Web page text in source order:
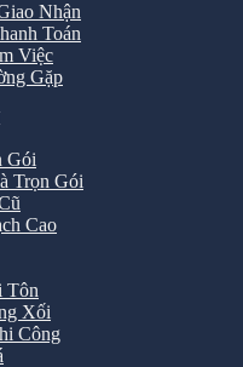
Nhận
Toán
Việc
Gặp
Gói
Trọn Gói
Cao
Tôn
Xối
Công